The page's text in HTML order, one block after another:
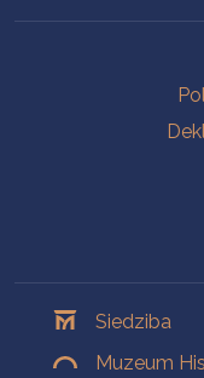
Siedziba
Muzeum